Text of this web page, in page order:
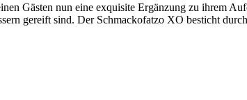
Gästen nun eine exquisite Ergänzung zu ihrem
gereift sind. Der Schmackofatzo XO besticht